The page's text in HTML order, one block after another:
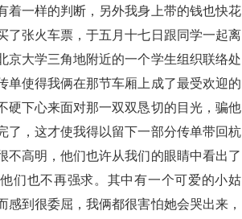
一样的判断，另外我身上带的钱也快花
了张火车票，于五月十七日跟同学一起离
京大学三角地附近的一个学生组织联络处
单使得我俩在那节车厢上成了最受欢迎的
硬下心来面对那一双双恳切的目光，骗他
了，这才使我得以留下一部分传单带回杭
不高明，他们也许从我们的眼睛中看出了
们也不再强求。其中有一个可爱的小姑
感到很委屈，我俩都很害怕她会哭出来，